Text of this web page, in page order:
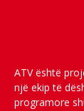
ATV është
një ekip të
programore